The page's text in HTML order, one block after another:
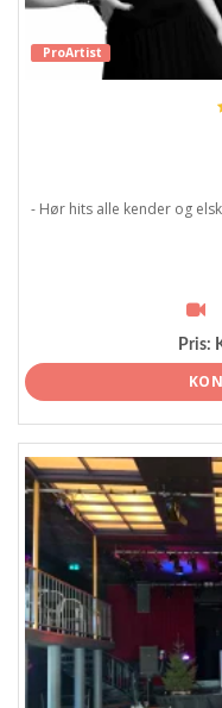
ProArtist
- Hør hits alle kender og
Pris: